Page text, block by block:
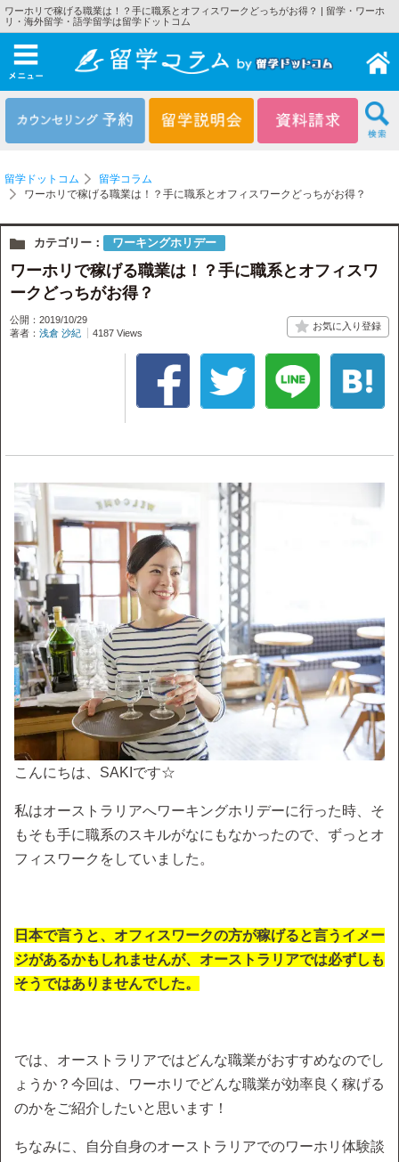
ワーホリで稼げる職業は！？手に職系とオフィスワークどっちがお得？ | 留学・ワーホ
リ・海外留学・語学留学は留学ドットコム
メニュー
留学ドットコム
留学コラム
ワーホリで稼げる職業は！？手に職系とオフィスワークどっちがお得？
カテゴリー： ワーキングホリデー
ワーホリで稼げる職業は！？手に職系とオフィスワ
ークどっちがお得？
公開：2019/10/29
著者： 浅倉 沙紀 4187 Views
こんにちは、SAKIです☆
私はオーストラリアへワーキングホリデーに行った時、そ
もそも手に職系のスキルがなにもなかったので、ずっとオ
フィスワークをしていました。
日本で言うと、オフィスワークの方が稼げると言うイメー
ジがあるかもしれませんが、オーストラリアでは必ずしも
そうではありませんでした。
では、オーストラリアではどんな職業がおすすめなのでし
ょうか？今回は、ワーホリでどんな職業が効率良く稼げる
のかをご紹介したいと思います！
ちなみに、自分自身のオーストラリアでのワーホリ体験談